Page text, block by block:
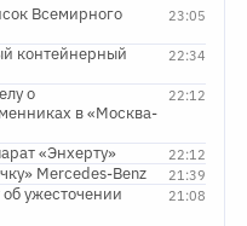
23:05
Всемирного
22:34
контейнерный
22:12
о
в «Москва-
22:12
«Энхерту»
21:39
Mercedes-Benz
21:08
ужесточении